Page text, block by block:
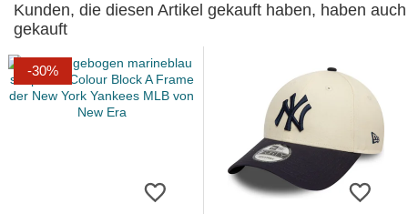
Kunden, die diesen Artikel gekauft haben, haben auch
gekauft
-30%